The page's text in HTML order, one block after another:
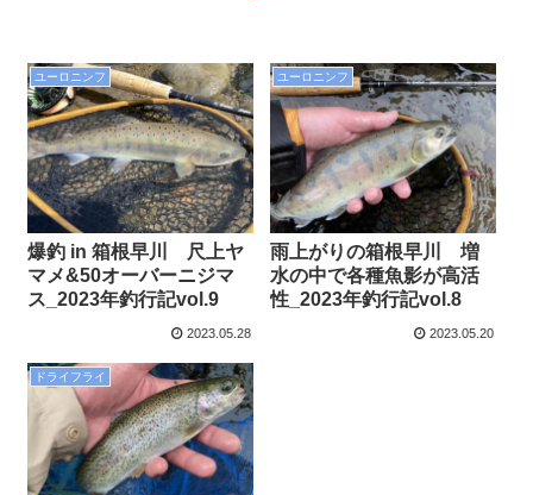
ユーロニンフ
爆釣 in 箱根早川 尺上ヤ
マメ&50オーバーニジマ
ス_2023年釣行記vol.9
2023.05.28
ユーロニンフ
雨上がりの箱根早川 増
水の中で各種魚影が高活
性_2023年釣行記vol.8
2023.05.20
ドライフライ